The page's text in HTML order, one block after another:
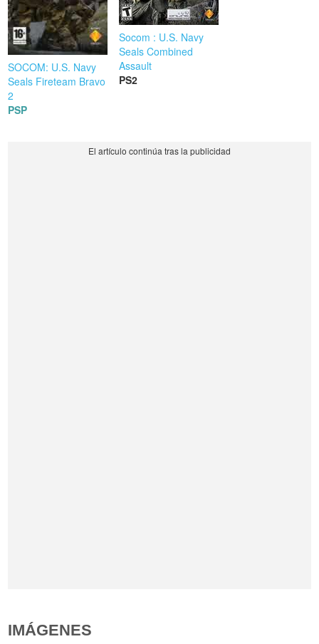
SOCOM: U.S. Navy
Seals Fireteam Bravo
2
PSP
Socom : U.S. Navy
Seals Combined
Assault
PS2
IMÁGENES